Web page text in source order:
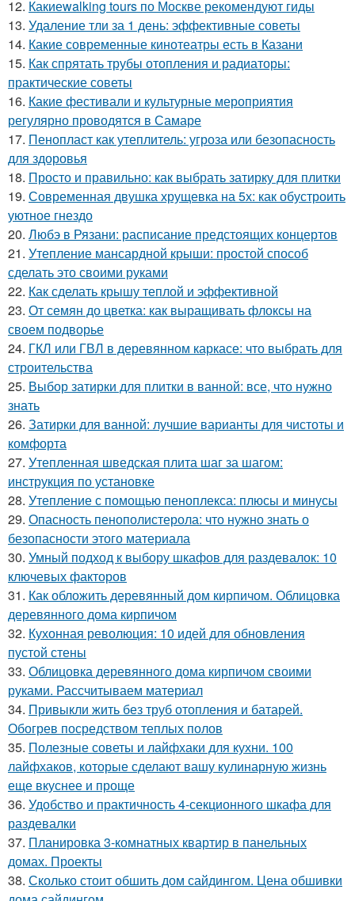
12. Какиеwalking tours по Москве рекомендуют гиды
13. Удаление тли за 1 день: эффективные советы
14. Какие современные кинотеатры есть в Казани
15. Как спрятать трубы отопления и радиаторы:
практические советы
16. Какие фестивали и культурные мероприятия
регулярно проводятся в Самаре
17. Пенопласт как утеплитель: угроза или безопасность
для здоровья
18. Просто и правильно: как выбрать затирку для плитки
19. Современная двушка хрущевка на 5х: как обустроить
уютное гнездо
20. Любэ в Рязани: расписание предстоящих концертов
21. Утепление мансардной крыши: простой способ
сделать это своими руками
22. Как сделать крышу теплой и эффективной
23. От семян до цветка: как выращивать флоксы на
своем подворье
24. ГКЛ или ГВЛ в деревянном каркасе: что выбрать для
строительства
25. Выбор затирки для плитки в ванной: все, что нужно
знать
26. Затирки для ванной: лучшие варианты для чистоты и
комфорта
27. Утепленная шведская плита шаг за шагом:
инструкция по установке
28. Утепление с помощью пеноплекса: плюсы и минусы
29. Опасность пенополистерола: что нужно знать о
безопасности этого материала
30. Умный подход к выбору шкафов для раздевалок: 10
ключевых факторов
31. Как обложить деревянный дом кирпичом. Облицовка
деревянного дома кирпичом
32. Кухонная революция: 10 идей для обновления
пустой стены
33. Облицовка деревянного дома кирпичом своими
руками. Рассчитываем материал
34. Привыкли жить без труб отопления и батарей.
Обогрев посредством теплых полов
35. Полезные советы и лайфхаки для кухни. 100
лайфхаков, которые сделают вашу кулинарную жизнь
еще вкуснее и проще
36. Удобство и практичность 4-секционного шкафа для
раздевалки
37. Планировка 3-комнатных квартир в панельных
домах. Проекты
38. Сколько стоит обшить дом сайдингом. Цена обшивки